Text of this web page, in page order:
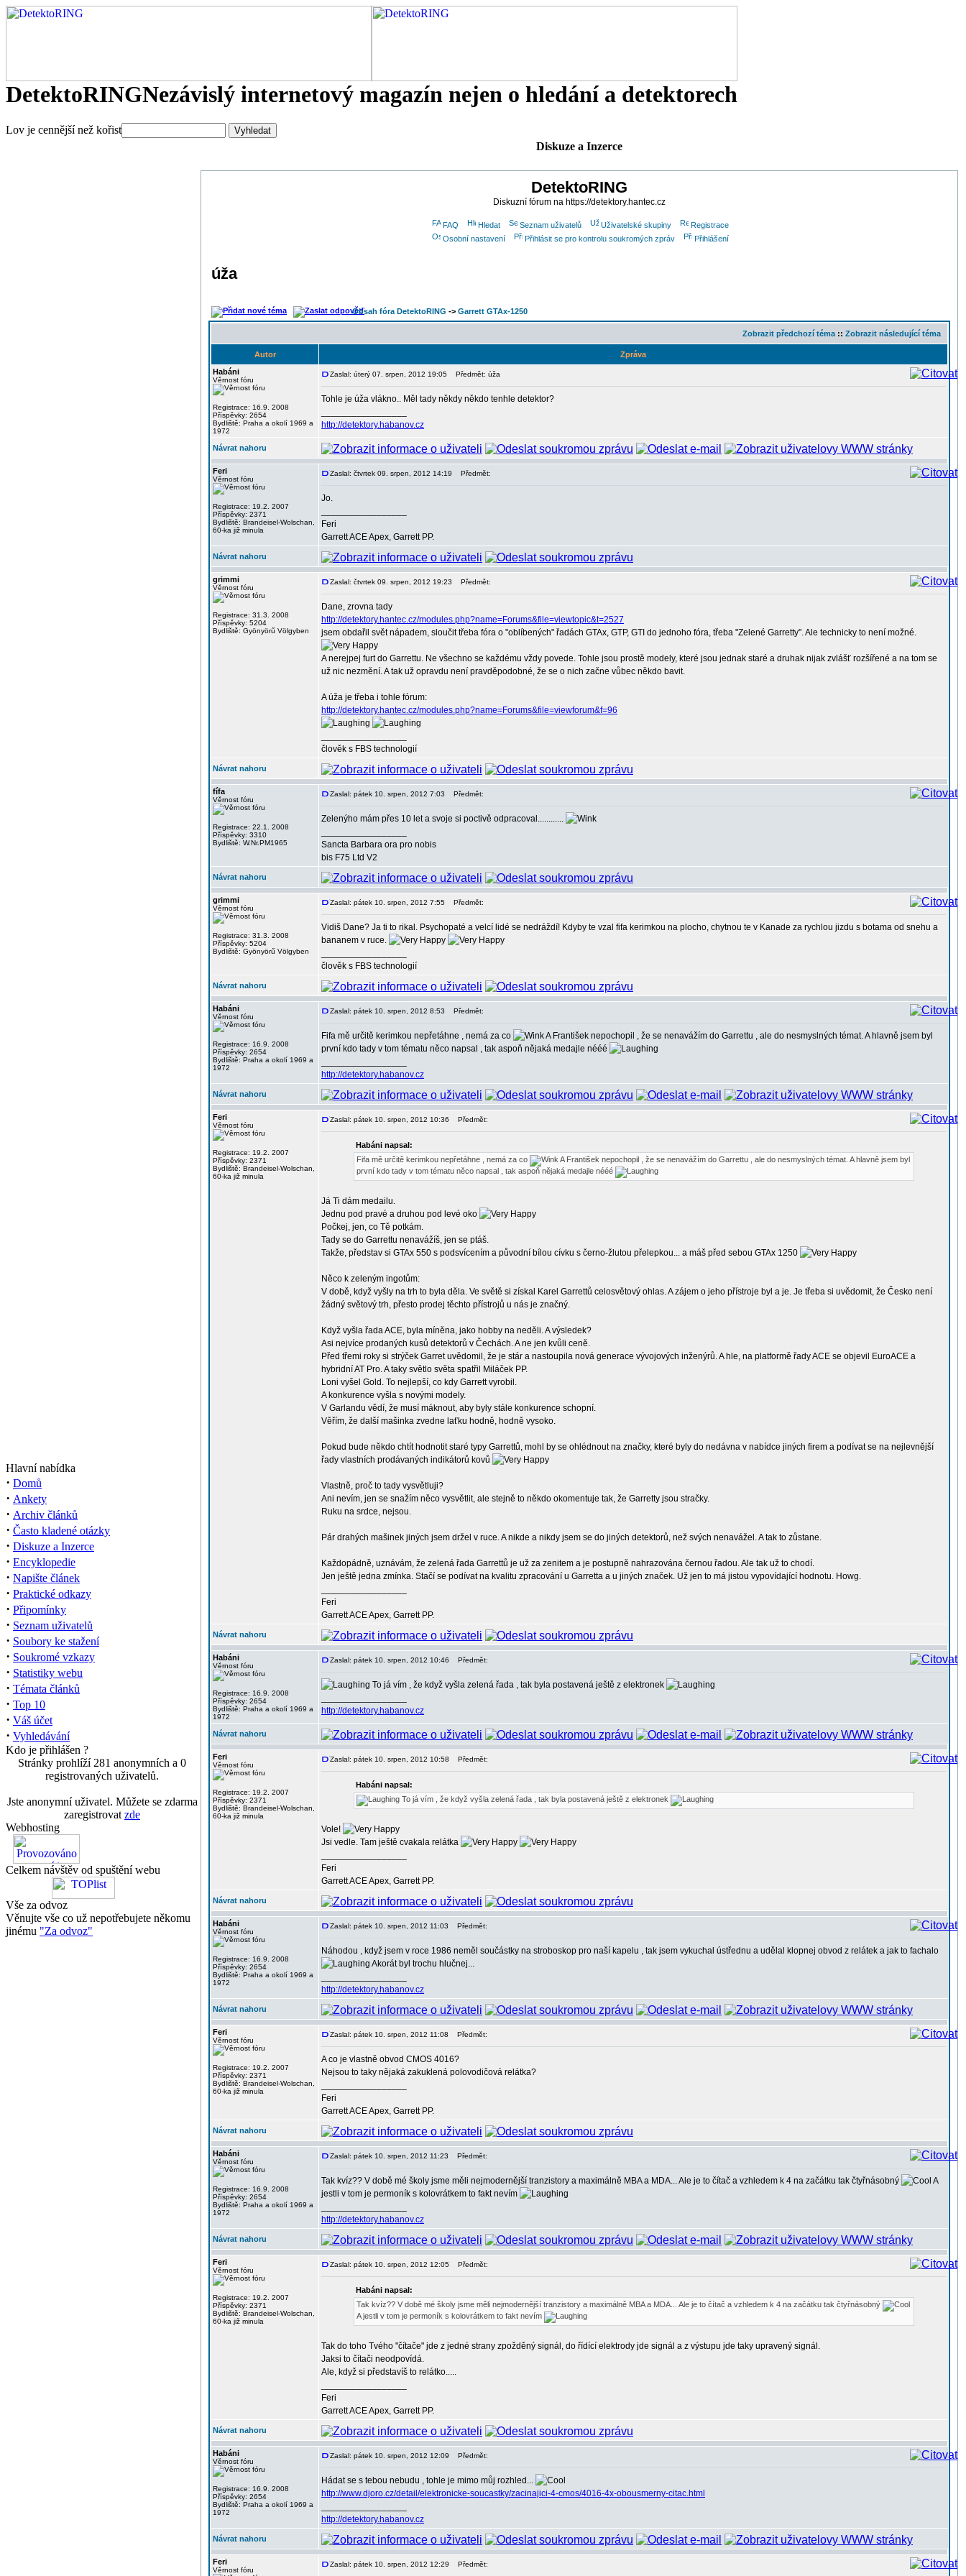
DetektoRINGNezávislý internetový magazín nejen o hledání a detektorech
Lov je cennější než kořist
Hlavní nabídka
· Domů
· Ankety
· Archiv článků
· Často kladené otázky
· Diskuze a Inzerce
· Encyklopedie
· Napište článek
· Praktické odkazy
· Připomínky
· Seznam uživatelů
· Soubory ke stažení
· Soukromé vzkazy
· Statistiky webu
· Témata článků
· Top 10
· Váš účet
· Vyhledávání
Kdo je přihlášen ?
Stránky prohlíží 281 anonymních a 0
registrovaných uživatelů.
Jste anonymní uživatel. Můžete se zdarma
zaregistrovat zde
Webhosting
Celkem návštěv od spuštění webu
Vše za odvoz
Věnujte vše co už nepotřebujete někomu
jinému "Za odvoz"
Diskuze a Inzerce
DetektoRING
Diskuzní fórum na https://detektory.hantec.cz
FAQ Hledat Seznam uživatelů Uživatelské skupiny
Registrace
Osobní nastavení
Přihlásit se pro kontrolu soukromých zpráv Přihlášení
úža
Obsah fóra DetektoRING -> Garrett GTAx-1250
Zobrazit předchozí téma :: Zobrazit následující téma
Autor
Zpráva
Habáni
Věrnost fóru
Registrace: 16.9. 2008
Příspěvky: 2654
Bydliště: Praha a okolí 1969 a
1972
Zaslal: úterý 07. srpen, 2012 19:05 Předmět: úža
Tohle je úža vlákno.. Měl tady někdy někdo tenhle detektor?
http://detektory.habanov.cz
Návrat nahoru
Feri
Věrnost fóru
Registrace: 19.2. 2007
Příspěvky: 2371
Bydliště: Brandeisel-Wolschan,
60-ka již minula
Zaslal: čtvrtek 09. srpen, 2012 14:19 Předmět:
Jo.
Feri
Garrett ACE Apex, Garrett PP.
Návrat nahoru
grimmi
Věrnost fóru
Registrace: 31.3. 2008
Příspěvky: 5204
Bydliště: Gyönyörű Völgyben
Zaslal: čtvrtek 09. srpen, 2012 19:23 Předmět:
Dane, zrovna tady
http://detektory.hantec.cz/modules.php?name=Forums&file=viewtopic&t=2527
jsem obdařil svět nápadem, sloučit třeba fóra o "oblíbených" řadách GTAx, GTP, GTI do jednoho fóra, třeba "Zelené Garretty". Ale technicky to není možné.
A nerejpej furt do Garrettu. Ne všechno se každému vždy povede. Tohle jsou prostě modely, které jsou jednak staré a druhak nijak zvlášť rozšířené a na tom se
už nic nezmění. A tak už opravdu není pravděpodobné, že se o nich začne vůbec někdo bavit.
A úža je třeba i tohle fórum:
http://detektory.hantec.cz/modules.php?name=Forums&file=viewforum&f=96
člověk s FBS technologií
Návrat nahoru
fífa
Věrnost fóru
Registrace: 22.1. 2008
Příspěvky: 3310
Bydliště: W.Nr.PM1965
Zaslal: pátek 10. srpen, 2012 7:03 Předmět:
Zelenýho mám přes 10 let a svoje si poctivě odpracoval............
Sancta Barbara ora pro nobis
bis F75 Ltd V2
Návrat nahoru
grimmi
Věrnost fóru
Registrace: 31.3. 2008
Příspěvky: 5204
Bydliště: Gyönyörű Völgyben
Zaslal: pátek 10. srpen, 2012 7:55 Předmět:
Vidiš Dane? Ja ti to rikal. Psychopaté a velcí lidé se nedráždí! Kdyby te vzal fifa kerimkou na plocho, chytnou te v Kanade za rychlou jizdu s botama od snehu a
bananem v ruce.
člověk s FBS technologií
Návrat nahoru
Habáni
Věrnost fóru
Registrace: 16.9. 2008
Příspěvky: 2654
Bydliště: Praha a okolí 1969 a
1972
Zaslal: pátek 10. srpen, 2012 8:53 Předmět:
Fifa mě určitě kerimkou nepřetáhne , nemá za co
A František nepochopil , že se nenavážím do Garrettu , ale do nesmyslných témat. A hlavně jsem byl
první kdo tady v tom tématu něco napsal , tak aspoň nějaká medajle nééé
http://detektory.habanov.cz
Návrat nahoru
Feri
Věrnost fóru
Registrace: 19.2. 2007
Příspěvky: 2371
Bydliště: Brandeisel-Wolschan,
60-ka již minula
Zaslal: pátek 10. srpen, 2012 10:36 Předmět:
Habáni napsal:
Fifa mě určitě kerimkou nepřetáhne , nemá za co
A František nepochopil , že se nenavážím do Garrettu , ale do nesmyslných témat. A hlavně jsem byl
první kdo tady v tom tématu něco napsal , tak aspoň nějaká medajle nééé
Já Ti dám medailu.
Jednu pod pravé a druhou pod levé oko
Počkej, jen, co Tě potkám.
Tady se do Garrettu nenavážíš, jen se ptáš.
Takže, představ si GTAx 550 s podsvícením a původní bílou cívku s černo-žlutou přelepkou... a máš před sebou GTAx 1250
Něco k zeleným ingotům:
V době, když vyšly na trh to byla děla. Ve světě si získal Karel Garrettů celosvětový ohlas. A zájem o jeho přístroje byl a je. Je třeba si uvědomit, že Česko není
žádný světový trh, přesto prodej těchto přístrojů u nás je značný.
Když vyšla řada ACE, byla míněna, jako hobby na neděli. A výsledek?
Asi nejvíce prodaných kusů detektorů v Čechách. A ne jen kvůli ceně.
Před třemi roky si strýček Garret uvědomil, že je stár a nastoupila nová generace vývojových inženýrů. A hle, na platformě řady ACE se objevil EuroACE a
hybridní AT Pro. A taky světlo světa spatřil Miláček PP.
Loni vyšel Gold. To nejlepší, co kdy Garrett vyrobil.
A konkurence vyšla s novými modely.
V Garlandu vědí, že musí máknout, aby byly stále konkurence schopní.
Věřím, že další mašinka zvedne laťku hodně, hodně vysoko.
Pokud bude někdo chtít hodnotit staré typy Garrettů, mohl by se ohlédnout na značky, které byly do nedávna v nabídce jiných firem a podívat se na nejlevnější
řady vlastních prodávaných indikátorů kovů
Vlastně, proč to tady vysvětluji?
Ani nevím, jen se snažím něco vysvětlit, ale stejně to někdo okomentuje tak, že Garretty jsou stračky.
Ruku na srdce, nejsou.
Pár drahých mašinek jiných jsem držel v ruce. A nikde a nikdy jsem se do jiných detektorů, než svých nenavážel. A tak to zůstane.
Každopádně, uznávám, že zelená řada Garrettů je už za zenitem a je postupně nahrazována černou řadou. Ale tak už to chodí.
Jen ještě jedna zmínka. Stačí se podívat na kvalitu zpracování u Garretta a u jiných značek. Už jen to má jistou vypovídající hodnotu. Howg.
Feri
Garrett ACE Apex, Garrett PP.
Návrat nahoru
Habáni
Věrnost fóru
Registrace: 16.9. 2008
Příspěvky: 2654
Bydliště: Praha a okolí 1969 a
1972
Zaslal: pátek 10. srpen, 2012 10:46 Předmět:
To já vím , že když vyšla zelená řada , tak byla postavená ještě z elektronek
http://detektory.habanov.cz
Návrat nahoru
Feri
Věrnost fóru
Registrace: 19.2. 2007
Příspěvky: 2371
Bydliště: Brandeisel-Wolschan,
60-ka již minula
Zaslal: pátek 10. srpen, 2012 10:58 Předmět:
Habáni napsal:
To já vím , že když vyšla zelená řada , tak byla postavená ještě z elektronek
Vole!
Jsi vedle. Tam ještě cvakala relátka
Feri
Garrett ACE Apex, Garrett PP.
Návrat nahoru
Habáni
Věrnost fóru
Registrace: 16.9. 2008
Příspěvky: 2654
Bydliště: Praha a okolí 1969 a
1972
Zaslal: pátek 10. srpen, 2012 11:03 Předmět:
Náhodou , když jsem v roce 1986 neměl součástky na stroboskop pro naší kapelu , tak jsem vykuchal ústřednu a udělal klopnej obvod z relátek a jak to fachalo
Akorát byl trochu hlučnej...
http://detektory.habanov.cz
Návrat nahoru
Feri
Věrnost fóru
Registrace: 19.2. 2007
Příspěvky: 2371
Bydliště: Brandeisel-Wolschan,
60-ka již minula
Zaslal: pátek 10. srpen, 2012 11:08 Předmět:
A co je vlastně obvod CMOS 4016?
Nejsou to taky nějaká zakuklená polovodičová relátka?
Feri
Garrett ACE Apex, Garrett PP.
Návrat nahoru
Habáni
Věrnost fóru
Registrace: 16.9. 2008
Příspěvky: 2654
Bydliště: Praha a okolí 1969 a
1972
Zaslal: pátek 10. srpen, 2012 11:23 Předmět:
Tak kvíz?? V době mé školy jsme měli nejmodernější tranzistory a maximálně MBA a MDA... Ale je to čítač a vzhledem k 4 na začátku tak čtyřnásobný
A
jestli v tom je permoník s kolovrátkem to fakt nevím
http://detektory.habanov.cz
Návrat nahoru
Feri
Věrnost fóru
Registrace: 19.2. 2007
Příspěvky: 2371
Bydliště: Brandeisel-Wolschan,
60-ka již minula
Zaslal: pátek 10. srpen, 2012 12:05 Předmět:
Habáni napsal:
Tak kvíz?? V době mé školy jsme měli nejmodernější tranzistory a maximálně MBA a MDA... Ale je to čítač a vzhledem k 4 na začátku tak čtyřnásobný
A jestli v tom je permoník s kolovrátkem to fakt nevím
Tak do toho Tvého "čítače" jde z jedné strany zpožděný signál, do řídící elektrody jde signál a z výstupu jde taky upravený signál.
Jaksi to čítači neodpovídá.
Ale, když si představíš to relátko.....
Feri
Garrett ACE Apex, Garrett PP.
Návrat nahoru
Habáni
Věrnost fóru
Registrace: 16.9. 2008
Příspěvky: 2654
Bydliště: Praha a okolí 1969 a
1972
Zaslal: pátek 10. srpen, 2012 12:09 Předmět:
Hádat se s tebou nebudu , tohle je mimo můj rozhled...
http://www.djoro.cz/detail/elektronicke-soucastky/zacinajici-4-cmos/4016-4x-obousmerny-citac.html
http://detektory.habanov.cz
Návrat nahoru
Feri
Věrnost fóru
Zaslal: pátek 10. srpen, 2012 12:29 Předmět: